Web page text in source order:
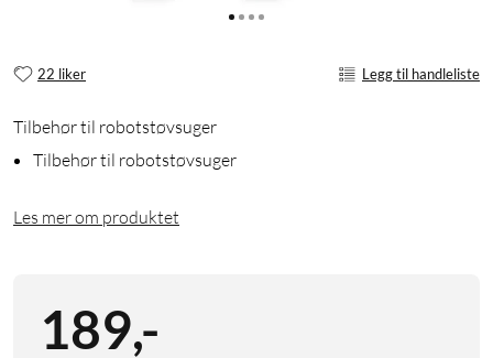
22 liker Legg til handleliste
Tilbehør til robotstøvsuger
Tilbehør til robotstøvsuger
Les mer om produktet
189,-